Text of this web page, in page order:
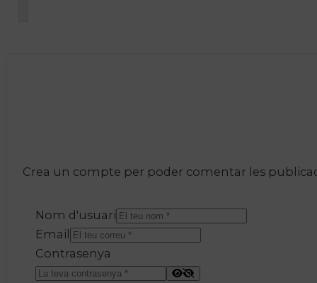
Crea un compte per poder comentar les
Nom d'usuari
Email
Contrasenya